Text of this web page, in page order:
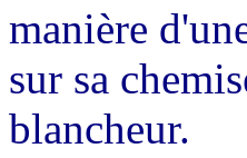
manière
sur sa
blancheur.